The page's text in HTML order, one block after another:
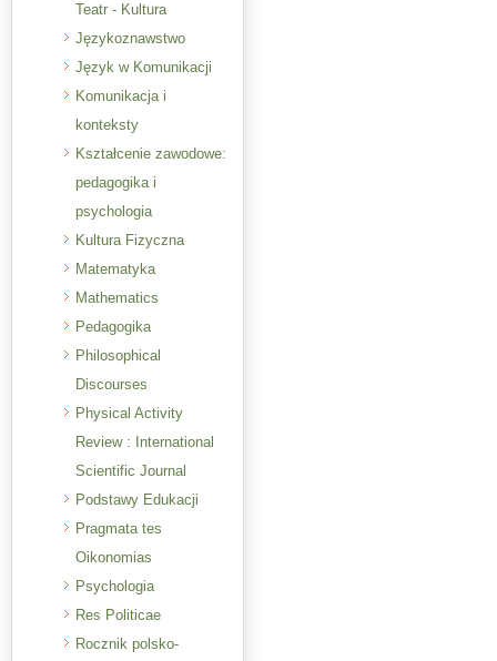
Teatr - Kultura
Językoznawstwo
Język w Komunikacji
Komunikacja i
konteksty
Kształcenie zawodowe:
pedagogika i
psychologia
Kultura Fizyczna
Matematyka
Mathematics
Pedagogika
Philosophical
Discourses
Physical Activity
Review : International
Scientific Journal
Podstawy Edukacji
Pragmata tes
Oikonomias
Psychologia
Res Politicae
Rocznik polsko-